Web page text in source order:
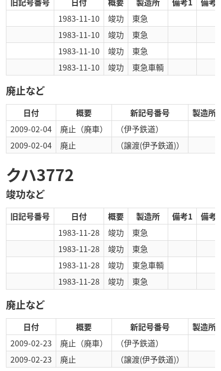
1983-11-10
竣功
東急
1983-11-10
竣功
東急
1983-11-10
竣功
東急
1983-11-10
竣功 東急車輌
廃止など
日付 概要 新記号番号
製造所
2009-02-04
廃止 （廃車）
（伊予鉄道）
2009-02-04
廃止 （譲渡(伊予鉄道)）
クハ3772
竣功など
旧記号番号 日付 概要 製造所 備考1
備考2
1983-11-28
竣功
東急
1983-11-28
竣功
東急
1983-11-28
竣功
東急車輌
1983-11-28
竣功 東急
廃止など
日付 概要 新記号番号
製造所
2009-02-23
廃止 （廃車）
（伊予鉄道）
2009-02-23
廃止 （譲渡(伊予鉄道)）